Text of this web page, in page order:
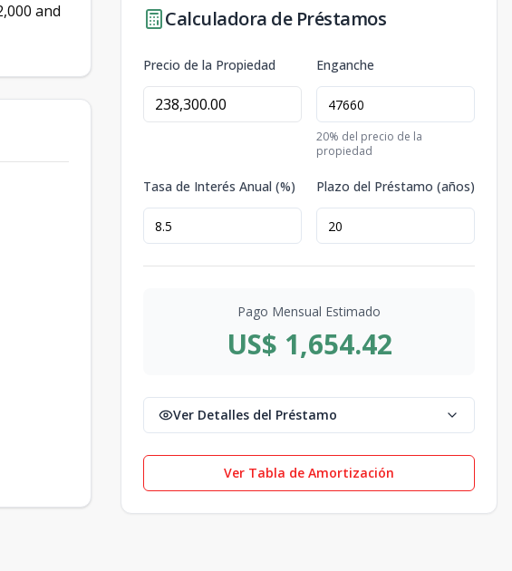
and
Calculadora de Préstamos
Precio de la Propiedad Enganche
20% del precio de la
propiedad
Tasa de Interés Anual (%) Plazo del Préstamo (años)
Pago Mensual Estimado
US$ 1,654.42
Ver Detalles del Préstamo
Ver Tabla de Amortización